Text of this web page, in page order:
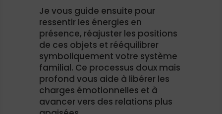
Je vous guide ensuite pour
ressentir les énergies en
présence, réajuster les positions
de ces objets et rééquilibrer
symboliquement votre système
familial. Ce processus doux mais
profond vous aide à libérer les
charges émotionnelles et à
avancer vers des relations plus